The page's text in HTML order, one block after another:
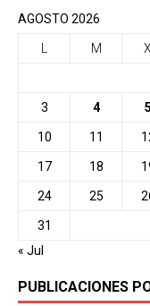
AGOSTO 2026
M X
3 4 5
10 11
17 18
24 25
31
« Jul
PUBLICACIONES